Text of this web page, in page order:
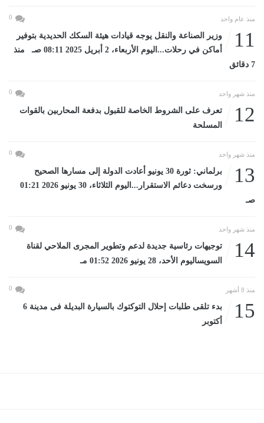
منذ عام واحد 0
11
وزير الصناعة والنقل يوجه قيادات هيئة السكك الحديدية بتوفير
أماكن في رحلات...اليوم الأربعاء، 2 أبريل 2025 08:11 صـ منذ
7 دقائق
منذ شهر واحد 0
12
تعرف على الشروط الخاصة للقبول بدفعة المحاربين بالقوات
المسلحة
منذ شهر واحد 0
13
برلماني: ثورة 30 يونيو أعادت الدولة إلى مسارها الصحيح
ورسخت دعائم الاستقرار...اليوم الثلاثاء، 30 يونيو 2026 01:21
صـ
منذ شهر واحد 0
14
توجيهات رئاسية جديدة لدعم وتطوير المجرى الملاحي لقناة
السويساليوم الأحد، 28 يونيو 2026 01:52 مـ
منذ 8 أشهر 0
15
بدء تلقى طلبات إحلال التوكتوك بالسيارة البديلة فى مدينة 6
أكتوبر